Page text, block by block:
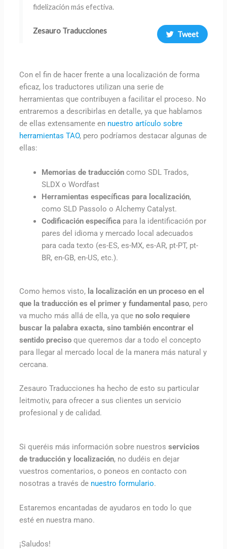
fidelización más efectiva.
Zesauro Traducciones Tweet
Con el fin de hacer frente a una localización de forma
eficaz, los traductores utilizan una serie de
herramientas que contribuyen a facilitar el proceso. No
entraremos a describirlas en detalle, ya que hablamos
de ellas extensamente en nuestro artículo sobre
herramientas TAO, pero podríamos destacar algunas de
ellas:
Memorias de traduccióncomo SDL Trados,
SLDX o Wordfast
Herramientas específicas para localización,
como SLD Passolo o Alchemy Catalyst.
Codificación específicapara la identificación por
pares del idioma y mercado local adecuados
para cada texto (es-ES, es-MX, es-AR, pt-PT, pt-
BR, en-GB, en-US, etc.).
Como hemos visto, la localización en un proceso en el
que la traducción es el primer y fundamental paso, pero
va mucho más allá de ella, ya que no solo requiere
buscar la palabra exacta, sino también encontrar el
sentido precisoque queremos dar a todo el concepto
para llegar al mercado local de la manera más natural y
cercana.
Zesauro Traducciones ha hecho de esto su particular
leitmotiv, para ofrecer a sus clientes un servicio
profesional y de calidad.
Si queréis más información sobre nuestros servicios
de traducción y localización, no dudéis en dejar
vuestros comentarios, o poneos en contacto con
nosotras a través de nuestro formulario.
Estaremos encantadas de ayudaros en todo lo que
esté en nuestra mano.
¡Saludos!